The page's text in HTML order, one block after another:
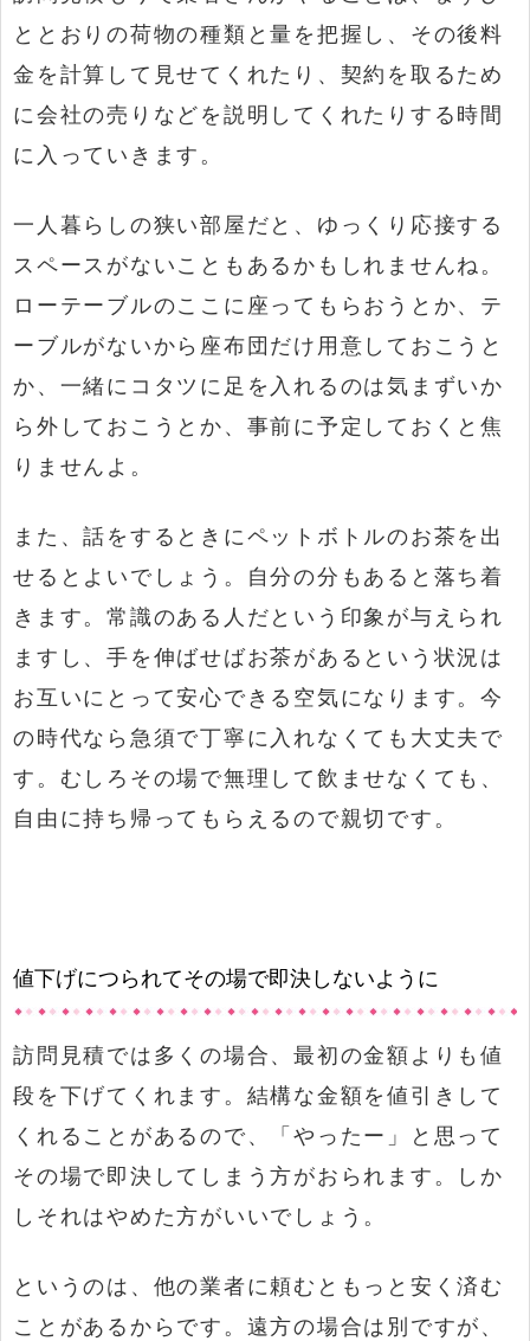
ととおりの荷物の種類と量を把握し、その後料
金を計算して見せてくれたり、契約を取るため
に会社の売りなどを説明してくれたりする時間
に入っていきます。
一人暮らしの狭い部屋だと、ゆっくり応接する
スペースがないこともあるかもしれませんね。
ローテーブルのここに座ってもらおうとか、テ
ーブルがないから座布団だけ用意しておこうと
か、一緒にコタツに足を入れるのは気まずいか
ら外しておこうとか、事前に予定しておくと焦
りませんよ。
また、話をするときにペットボトルのお茶を出
せるとよいでしょう。自分の分もあると落ち着
きます。常識のある人だという印象が与えられ
ますし、手を伸ばせばお茶があるという状況は
お互いにとって安心できる空気になります。今
の時代なら急須で丁寧に入れなくても大丈夫で
す。むしろその場で無理して飲ませなくても、
自由に持ち帰ってもらえるので親切です。
値下げにつられてその場で即決しないように
訪問見積では多くの場合、最初の金額よりも値
段を下げてくれます。結構な金額を値引きして
くれることがあるので、「やったー」と思って
その場で即決してしまう方がおられます。しか
しそれはやめた方がいいでしょう。
というのは、他の業者に頼むともっと安く済む
ことがあるからです。遠方の場合は別ですが、